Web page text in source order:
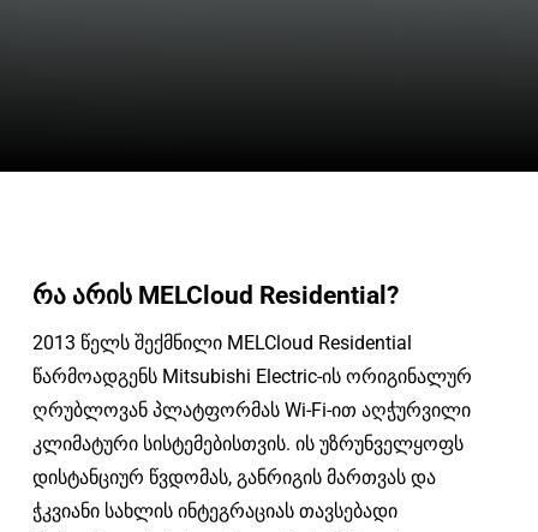
რა არის MELCloud Residential?
2013 წელს შექმნილი MELCloud Residential
წარმოადგენს Mitsubishi Electric-ის ორიგინალურ
ღრუბლოვან პლატფორმას Wi-Fi-ით აღჭურვილი
კლიმატური სისტემებისთვის. ის უზრუნველყოფს
დისტანციურ წვდომას, განრიგის მართვას და
ჭკვიანი სახლის ინტეგრაციას თავსებადი